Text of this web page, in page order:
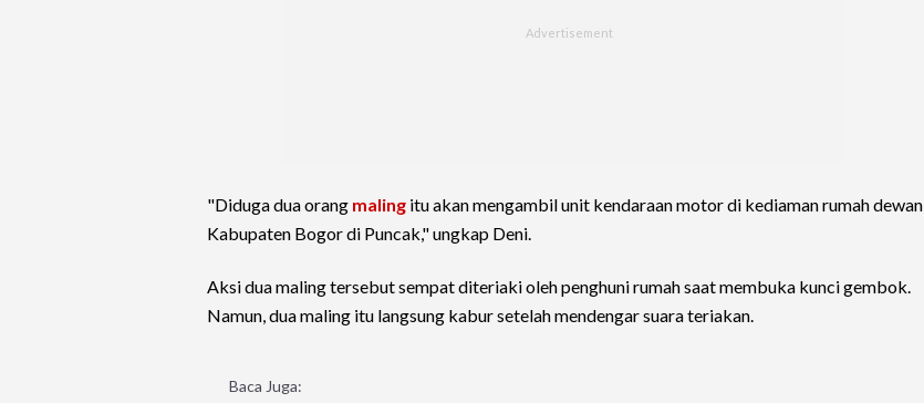
"Diduga dua orang maling itu akan mengambil unit kendaraan motor di kediaman rumah dewan
Kabupaten Bogor di Puncak," ungkap Deni.
Aksi dua maling tersebut sempat diteriaki oleh penghuni rumah saat membuka kunci gembok.
Namun, dua maling itu langsung kabur setelah mendengar suara teriakan.
Baca Juga: